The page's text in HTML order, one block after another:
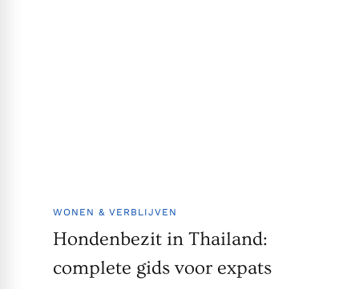
WONEN & VERBLIJVEN
Hondenbezit in Thailand:
complete gids voor expats